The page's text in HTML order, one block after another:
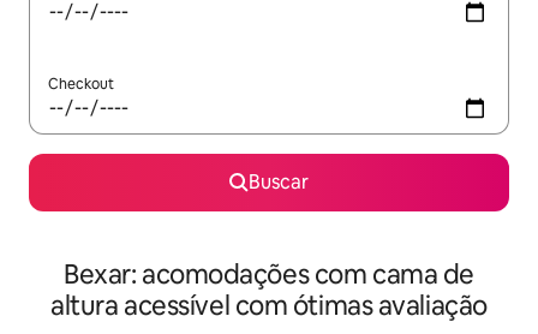
Checkout
Buscar
Bexar: acomodações com cama de
altura acessível com ótimas avaliação